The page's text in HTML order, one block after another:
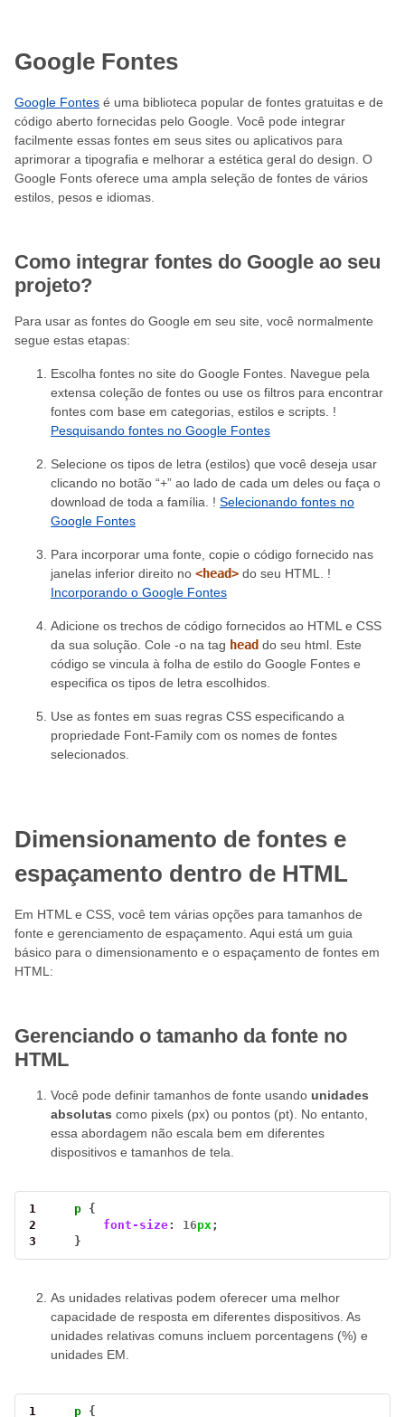
Google Fontes
Google Fontes é uma biblioteca popular de fontes gratuitas e de
código aberto fornecidas pelo Google. Você pode integrar
facilmente essas fontes em seus sites ou aplicativos para
aprimorar a tipografia e melhorar a estética geral do design. O
Google Fonts oferece uma ampla seleção de fontes de vários
estilos, pesos e idiomas.
Como integrar fontes do Google ao seu
projeto?
Para usar as fontes do Google em seu site, você normalmente
segue estas etapas:
Escolha fontes no site do Google Fontes. Navegue pela
extensa coleção de fontes ou use os filtros para encontrar
fontes com base em categorias, estilos e scripts. !
Pesquisando fontes no Google Fontes
Selecione os tipos de letra (estilos) que você deseja usar
clicando no botão “+” ao lado de cada um deles ou faça o
download de toda a família. ! Selecionando fontes no
Google Fontes
Para incorporar uma fonte, copie o código fornecido nas
janelas inferior direito no <head> do seu HTML. !
Incorporando o Google Fontes
Adicione os trechos de código fornecidos ao HTML e CSS
da sua solução. Cole -o na tag head do seu html. Este
código se vincula à folha de estilo do Google Fontes e
especifica os tipos de letra escolhidos.
Use as fontes em suas regras CSS especificando a
propriedade Font-Family com os nomes de fontes
selecionados.
Dimensionamento de fontes e
espaçamento dentro de HTML
Em HTML e CSS, você tem várias opções para tamanhos de
fonte e gerenciamento de espaçamento. Aqui está um guia
básico para o dimensionamento e o espaçamento de fontes em
HTML:
Gerenciando o tamanho da fonte no
HTML
Você pode definir tamanhos de fonte usando unidades
absolutas como pixels (px) ou pontos (pt). No entanto,
essa abordagem não escala bem em diferentes
dispositivos e tamanhos de tela.
1 p
2
font-size: 16px
3
    }
As unidades relativas podem oferecer uma melhor
capacidade de resposta em diferentes dispositivos. As
unidades relativas comuns incluem porcentagens (%) e
unidades EM.
1 p